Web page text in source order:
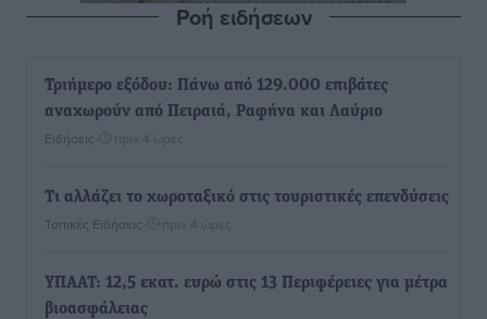
Ροή ειδήσεων
Τριήμερο εξόδου: Πάνω από 129.000 επιβάτες
αναχωρούν από Πειραιά, Ραφήνα και Λαύριο
Ειδήσεις πριν 4 ώρες
Τι αλλάζει το χωροταξικό στις τουριστικές επενδύσεις
Τοπικές Ειδήσεις πριν 4 ώρες
ΥΠΑΑΤ: 12,5 εκατ. ευρώ στις 13 Περιφέρειες για μέτρα
βιοασφάλειας